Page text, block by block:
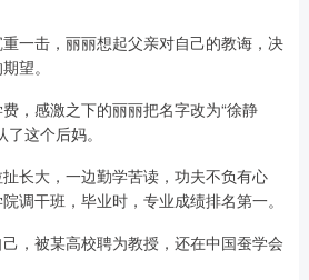
一击，丽丽想起父亲对自己的教诲，决
望。
，感激之下的丽丽把名字改为“徐静
这个后妈。
长大，一边勤学苦读，功夫不负有心
调干班，毕业时，专业成绩排名第一。
，被某高校聘为教授，还在中国蚕学会